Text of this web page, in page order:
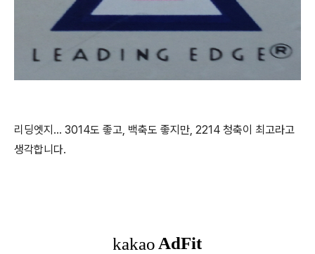
리딩엣지... 3014도 좋고, 백축도 좋지만, 2214 청축이 최고라고
생각합니다.